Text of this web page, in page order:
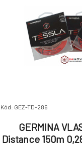
Kód: GEZ-TD-286
GERMINA
Distance 150m